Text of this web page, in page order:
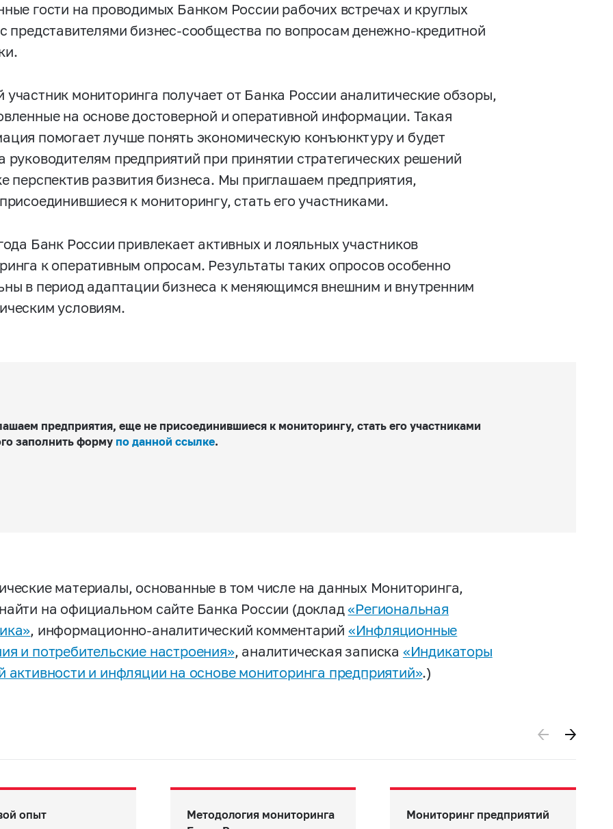
гости на проводимых Банком России рабочих встречах и круглых
представителями бизнес-сообщества по вопросам денежно-кредитной
мониторинга получает от Банка России аналитические обзоры,
на основе достоверной и оперативной информации. Такая
помогает лучше понять экономическую конъюнктуру и будет
руководителям предприятий при принятии стратегических решений
перспектив развития бизнеса. Мы приглашаем предприятия,
к мониторингу, стать его участниками.
Банк России привлекает активных и лояльных участников
к оперативным опросам. Результаты таких опросов особенно
в период адаптации бизнеса к меняющимся внешним и внутренним
условиям.
предприятия, еще не присоединившиеся к мониторингу, стать его участниками
заполнить форму по данной ссылке.
материалы, основанные в том числе на данных Мониторинга,
на официальном сайте Банка России (доклад«Региональная
, информационно-аналитический комментарий «Инфляционные
и потребительские настроения», аналитическая записка «Индикаторы
активности и инфляции на основе мониторинга предприятий».)
опыт
Методология мониторинга
Мониторинг предприятий